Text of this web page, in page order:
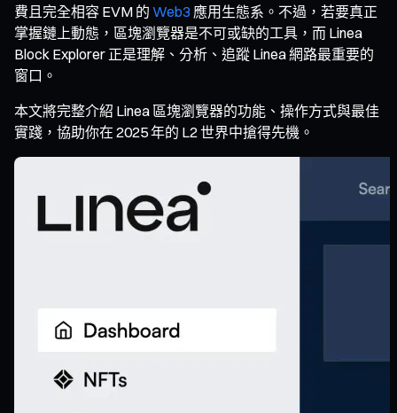
費且完全相容 EVM 的 Web3 應用生態系。不過，若要真正
掌握鏈上動態，區塊瀏覽器是不可或缺的工具，而 Linea
Block Explorer 正是理解、分析、追蹤 Linea 網路最重要的
窗口。
本文將完整介紹 Linea 區塊瀏覽器的功能、操作方式與最佳
實踐，協助你在 2025 年的 L2 世界中搶得先機。